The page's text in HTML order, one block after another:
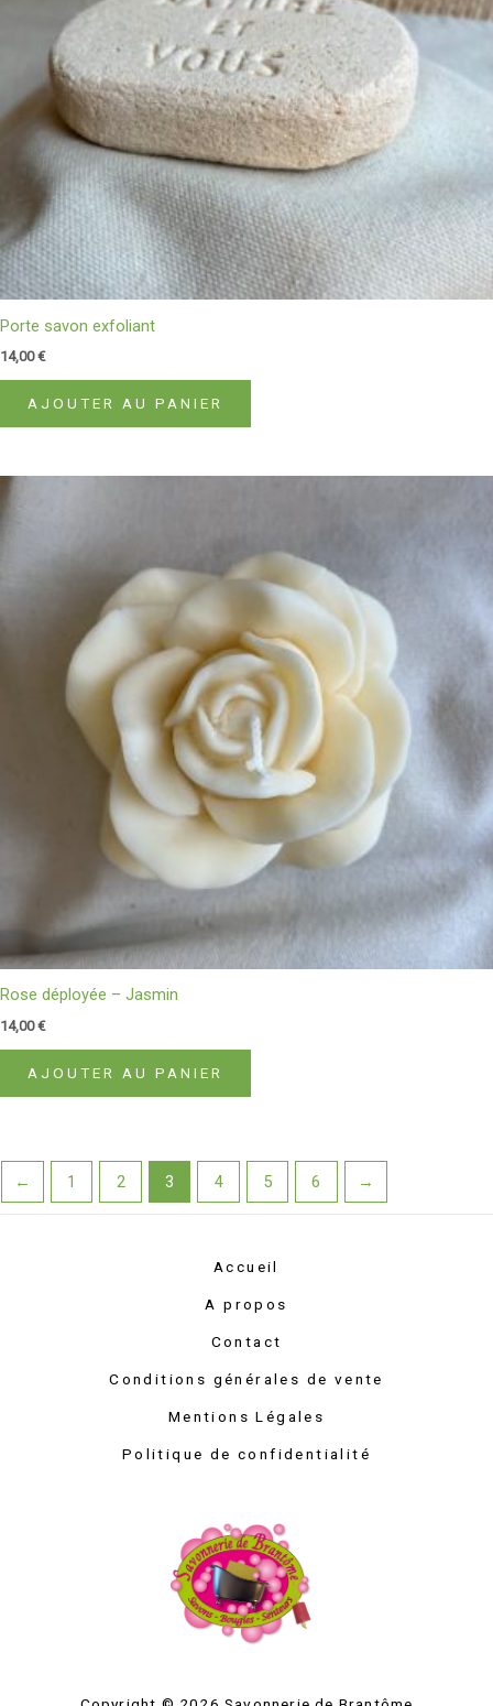
Porte savon exfoliant
14,00€
AJOUTER AU PANIER
Rose déployée – Jasmin
14,00€
AJOUTER AU PANIER
← 1 2 3 4 5 6 →
Accueil
A propos
Contact
Conditions générales de vente
Mentions Légales
Politique de confidentialité